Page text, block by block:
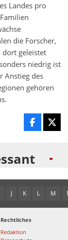
Landes pro
die Forscher,
dort geleistet
niedrig ist
Anstieg des
gehören
J K L M
Rechtliches
Redaktion